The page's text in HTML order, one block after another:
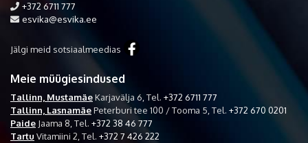
+372 6711 777
esvika@esvika.ee
Jälgi meid sotsiaalmeedias
Meie müügiesindused
Tallinn, MustamäeKarjavälja 6, Tel. +372 6711 777
Tallinn, LasnamäePeterburi tee 100 / Tooma 5, Tel. +372 670 0201
Paide Jaama 8, Tel. +372 38 46 777
Tartu Vitamiini 2, Tel. +372 7 426 222